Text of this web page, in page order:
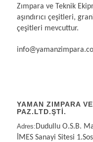
Zımpara ve Teknik
aşındırıcı çeşitleri,
çeşitleri mevcuttur.
YAMAN ZIMPARA
PAZ.LTD.ŞTİ.
Adres: Dudullu O.S.B.
İMES Sanayi Sitesi